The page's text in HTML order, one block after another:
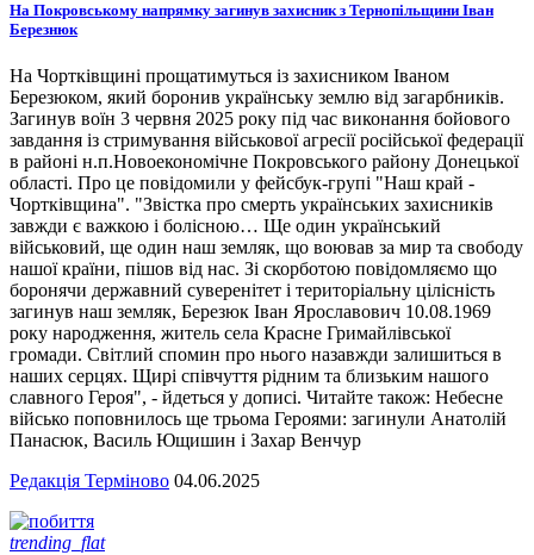
На Покровському напрямку загинув захисник з Тернопільщини Іван
Березнюк
На Чортківщині прощатимуться із захисником Іваном
Березюком, який боронив українську землю від загарбників.
Загинув воїн 3 червня 2025 року під час виконання бойового
завдання із стримування військової агресії російської федерації
в районі н.п.Новоекономічне Покровського району Донецької
області. Про це повідомили у фейсбук-групі "Наш край -
Чортківщина". "Звістка про смерть українських захисників
завжди є важкою і болісною… Ще один український
військовий, ще один наш земляк, що воював за мир та свободу
нашої країни, пішов від нас. Зі скорботою повідомляємо що
боронячи державний суверенітет і територіальну цілісність
загинув наш земляк, Березюк Іван Ярославович 10.08.1969
року народження, житель села Красне Гримайлівської
громади. Світлий спомин про нього назавжди залишиться в
наших серцях. Щирі співчуття рідним та близьким нашого
славного Героя", - йдеться у дописі. Читайте також: Небесне
військо поповнилось ще трьома Героями: загинули Анатолій
Панасюк, Василь Ющишин і Захар Венчур
Редакція Терміново 04.06.2025
trending_flat